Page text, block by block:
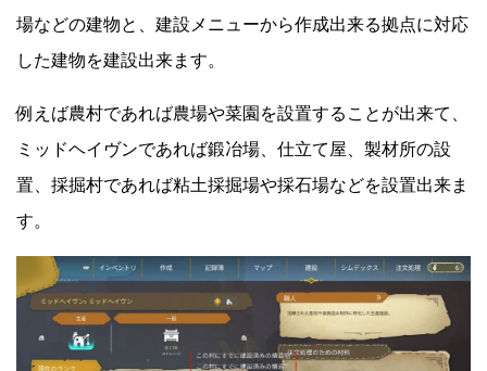
場などの建物と、建設メニューから作成出来る拠点に対応
した建物を建設出来ます。
例えば農村であれば農場や菜園を設置することが出来て、
ミッドヘイヴンであれば鍛冶場、仕立て屋、製材所の設
置、採掘村であれば粘土採掘場や採石場などを設置出来ま
す。